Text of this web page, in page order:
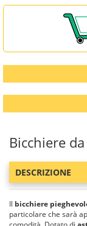
Bicchiere
DESCRIZIONE
Il bicchiere
particolare che sarà